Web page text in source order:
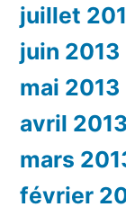
juillet
juin 2013
mai 2013
avril 2013
mars
février